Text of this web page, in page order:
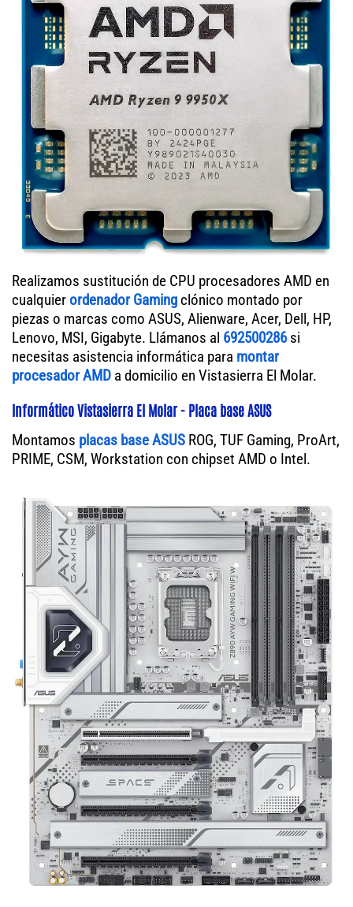
Realizamos sustitución de CPU procesadores AMD en
cualquierordenador Gaming clónico montado por
piezas o marcas como ASUS, Alienware, Acer, Dell, HP,
Lenovo, MSI, Gigabyte. Llámanos al 692500286si
necesitas asistencia informática para montar
procesador AMD a domicilio en Vistasierra El Molar.
Informático Vistasierra El Molar - Placa base ASUS
Montamos placas base ASUS ROG, TUF Gaming, ProArt,
PRIME, CSM, Workstation con chipset AMD o Intel.